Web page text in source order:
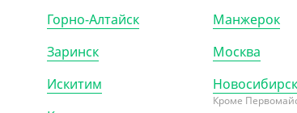
Горно-Алтайск
Заринск
Искитим
Манжерок
Москва
Новосибирск
Кроме